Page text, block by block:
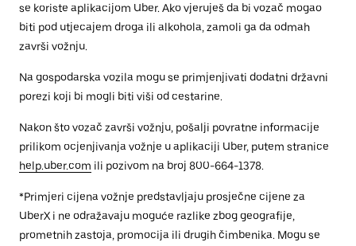
se koriste aplikacijom Uber. Ako vjeruješ da bi vozač mogao
biti pod utjecajem droga ili alkohola, zamoli ga da odmah
završi vožnju.
Na gospodarska vozila mogu se primjenjivati dodatni državni
porezi koji bi mogli biti viši od cestarine.
Nakon što vozač završi vožnju, pošalji povratne informacije
prilikom ocjenjivanja vožnje u aplikaciji Uber, putem stranice
help.uber.com ili pozivom na broj 800-664-1378.
*Primjeri cijena vožnje predstavljaju prosječne cijene za
UberX i ne odražavaju moguće razlike zbog geografije,
prometnih zastoja, promocija ili drugih čimbenika. Mogu se